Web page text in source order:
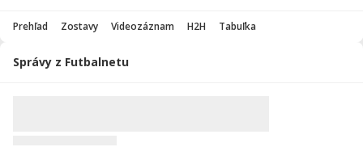
Prehľad Zostavy Videozáznam H2H Tabuľka
Správy z Futbalnetu